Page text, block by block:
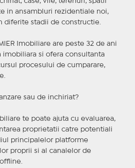
in ansambluri rezidentiale noi,
diferite stadii de constructie.
Imobiliare are peste 32 de ani
imobiliara si ofera consultanta
procesului de cumparare,
sau de inchiriat?
te poate ajuta cu evaluarea,
proprietatii catre potentiali
principalelor platforme
proprii si al canalelor de